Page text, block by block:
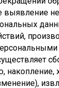
выявление
накопление,